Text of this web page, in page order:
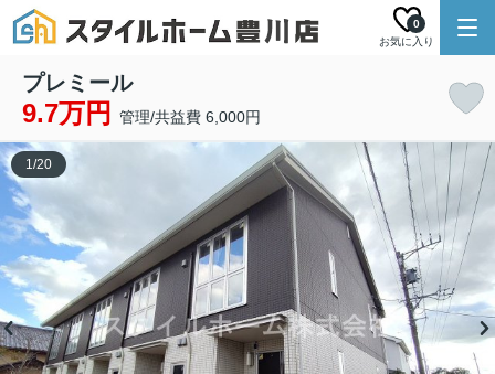
お気に入り
0
プレミール
9.7万円 管理/共益費 6,000円
1/20